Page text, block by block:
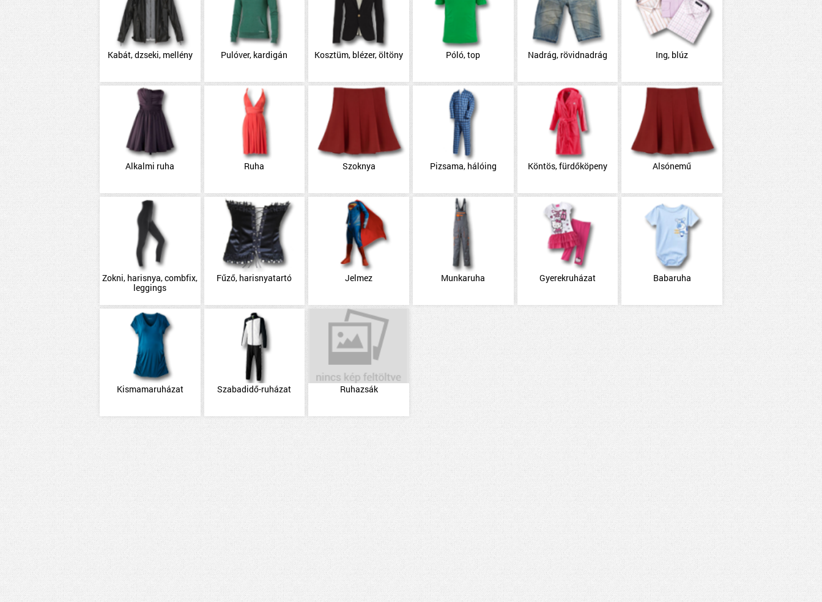
Kabát, dzseki, mellény Pulóver, kardigán Kosztüm, blézer, öltöny Póló, top Nadrág, rövidnadrág Ing, blúz
Alkalmi ruha Ruha Szoknya Pizsama, hálóing Köntös, fürdőköpeny Alsónemű
Zokni, harisnya, combfix,
leggings
Fűző, harisnyatartó Jelmez Munkaruha Gyerekruházat Babaruha
Kismamaruházat Szabadidő-ruházat Ruhazsák